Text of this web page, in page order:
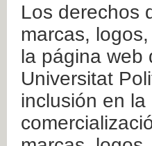
Los derechos
marcas,
la página web
Universitat
inclusión en